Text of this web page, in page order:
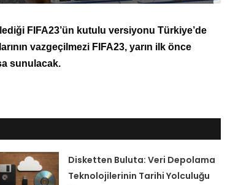
FIFA23’ün kutulu versiyonu Türkiye’de
vazgeçilmezi FIFA23, yarın ilk önce
sunulacak.
Disketten Buluta: Veri Depolama
Teknolojilerinin Tarihi Yolculuğu